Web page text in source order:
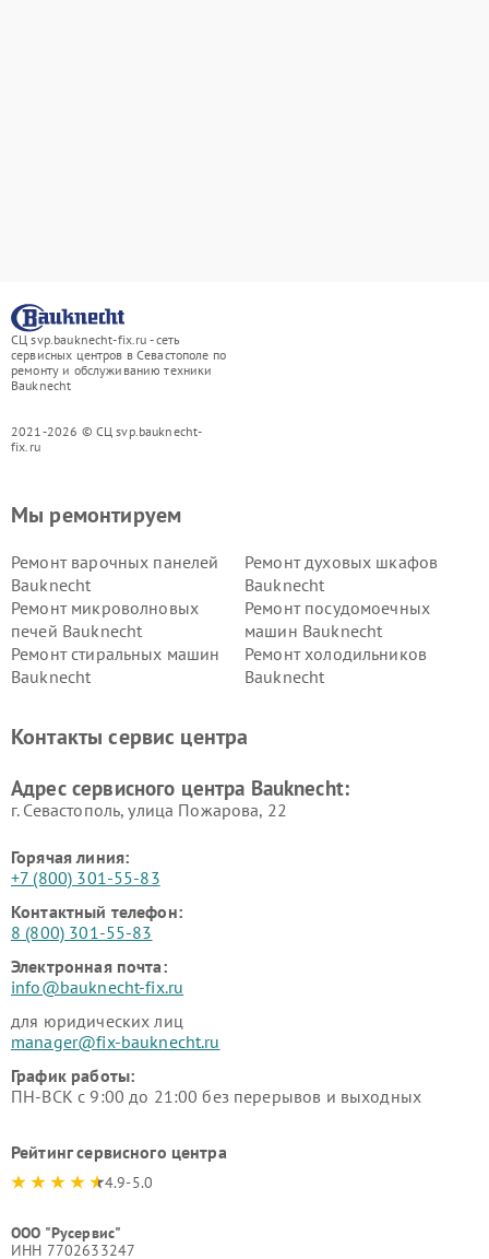
СЦ svp.bauknecht-fix.ru - сеть
сервисных центров в Севастополе по
ремонту и обслуживанию техники
Bauknecht
2021-2026 © СЦ svp.bauknecht-
fix.ru
Мы ремонтируем
Ремонт варочных панелей
Bauknecht
Ремонт духовых шкафов
Bauknecht
Ремонт микроволновых
печей Bauknecht
Ремонт посудомоечных
машин Bauknecht
Ремонт стиральных машин
Bauknecht
Ремонт холодильников
Bauknecht
Контакты сервис центра
Адрес сервисного центра Bauknecht:
г. Севастополь, улица Пожарова, 22
Горячая линия:
+7 (800) 301-55-83
Контактный телефон:
8 (800) 301-55-83
Электронная почта:
info@bauknecht-fix.ru
для юридических лиц
manager@fix-bauknecht.ru
График работы:
ПН-ВСК с 9:00 до 21:00 без перерывов и выходных
Рейтинг сервисного центра
4.9-5.0
ООО "Русервис"
ИНН 7702633247